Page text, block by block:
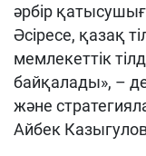
әрбір
Әсіресе, қазақ
мемлекеттік
байқалады», –
және
Айбек Казыгулов